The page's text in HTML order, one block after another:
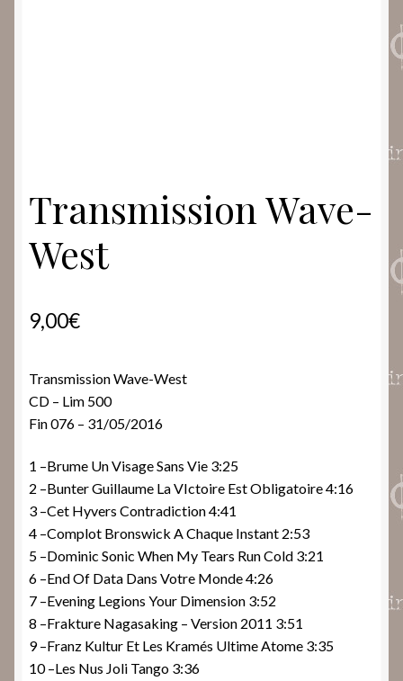
Transmission Wave-
West
9,00€
Transmission Wave-West
CD – Lim 500
Fin 076 – 31/05/2016
1 –Brume Un Visage Sans Vie 3:25
2 –Bunter Guillaume La VIctoire Est Obligatoire 4:16
3 –Cet Hyvers Contradiction 4:41
4 –Complot Bronswick A Chaque Instant 2:53
5 –Dominic Sonic When My Tears Run Cold 3:21
6 –End Of Data Dans Votre Monde 4:26
7 –Evening Legions Your Dimension 3:52
8 –Frakture Nagasaking – Version 2011 3:51
9 –Franz Kultur Et Les Kramés Ultime Atome 3:35
10 –Les Nus Joli Tango 3:36